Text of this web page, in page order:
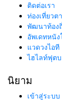
ติดต่อเรา
ท่องเที่ยวต
พัฒนาท้อง
อัพเดทหนัง
แวดวงไอที
ไฮไลท์ฟุต
นิยาม
เข้าสู่ระบบ